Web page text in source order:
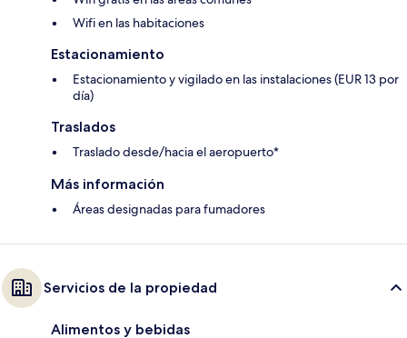
Wifi en las habitaciones
Estacionamiento
Estacionamiento y vigilado en las instalaciones (EUR 13 por
día)
Traslados
Traslado desde/hacia el aeropuerto*
Más información
Áreas designadas para fumadores
Servicios de la propiedad
Alimentos y bebidas